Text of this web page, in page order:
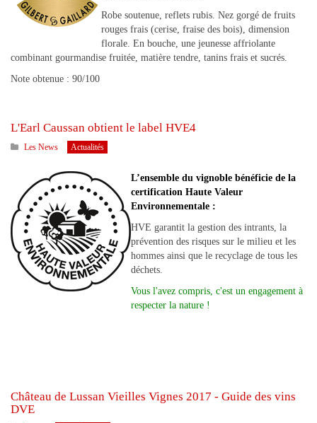
Robe soutenue, reflets rubis. Nez gorgé de fruits
rouges frais (cerise, fraise des bois), dimension
florale. En bouche, une jeunesse affriolante
combinant gourmandise fruitée, matière tendre, tanins frais et sucrés.
Note obtenue : 90/100
L'Earl Caussan obtient le label HVE4
Les News Actualités
L’ensemble du vignoble bénéficie de la
certification Haute Valeur
Environnementale :
HVE garantit la gestion des intrants, la
prévention des risques sur le milieu et les
hommes ainsi que le recyclage de tous les
déchets.
Vous l'avez compris, c'est un engagement à
respecter la nature !
Château de Lussan Vieilles Vignes 2017 - Guide des vins
DVE